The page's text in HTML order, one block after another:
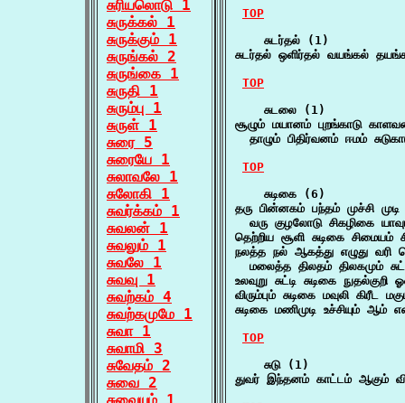
சுரியலொடு 1
சுருக்கல் 1
சுருக்கும் 1
சுருங்கல் 2
சுருங்கை 1
சுருதி 1
சுரும்பு 1
சுருள் 1
சுரை 5
சுரையே 1
சுலாவலே 1
சுலோகி 1
சுவர்க்கம் 1
சுவலன் 1
சுவலும் 1
சுவலே 1
சுவவு 1
சுவற்கம் 4
சுவற்கமுமே 1
சுவா 1
சுவாமி 3
சுவேதம் 2
சுவை 2
TOP
    சுடர்தல் (1)
சுடர்தல் ஒளிர்தல் வயங்கல்
TOP
    சுடலை (1)
சூழும் மயானம் புறங்காடு
தாழும் பிதிர்வனம் ஈமம்
TOP
    சுடிகை (6)
தரு பின்னகம் பந்தம் முச்சி
வரு குழலோடு சிகழிகை
தெற்றிய சூளி சுடிகை சிமையம்
நலத்த நல் ஆகத்து எழுது வரி
மலைத்த திலதம் திலகமும்
உலவுறு சுட்டி சுடிகை
விரும்பும் சுடிகை மவுலி
சுடிகை மணிமுடி உச்சியும்
TOP
    சுடு (1)
துவர் இந்தனம் காட்டம் ஆகும்